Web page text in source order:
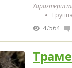
47564